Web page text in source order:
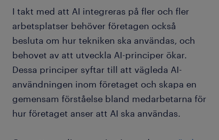
I takt med att AI integreras på fler och fler
arbetsplatser behöver företagen också
besluta om hur tekniken ska användas, och
behovet av att utveckla AI-principer ökar.
Dessa principer syftar till att vägleda AI-
användningen inom företaget och skapa en
gemensam förståelse bland medarbetarna för
hur företaget anser att AI ska användas.